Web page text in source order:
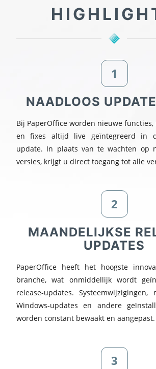
1
NAADLOOS
Bij PaperOffice worden nieuwe
en fixes altijd live geïntegreerd in
update. In plaats van te wachten op
versies, krijgt u direct toegang tot alle
2
MAANDELIJKSE
UPDATES
PaperOffice heeft het hoogste
branche, wat onmiddellijk wordt
release-updates.
Windows-updates en andere
worden constant bewaakt en aangepast.
3